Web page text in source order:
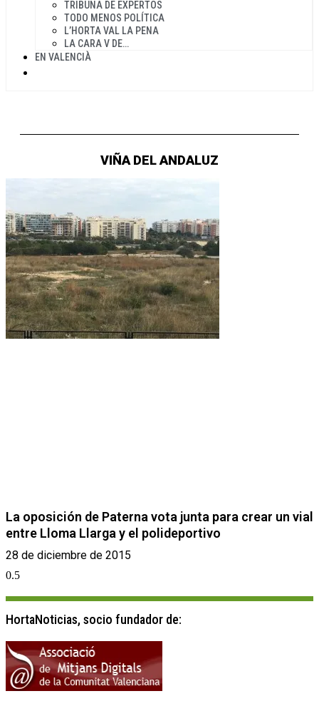
TRIBUNA DE EXPERTOS
TODO MENOS POLÍTICA
L’HORTA VAL LA PENA
LA CARA V DE…
EN VALENCIÀ
VIÑA DEL ANDALUZ
La oposición de Paterna vota junta para crear un vial
entre Lloma Llarga y el polideportivo
28 de diciembre de 2015
HortaNoticias, socio fundador de: